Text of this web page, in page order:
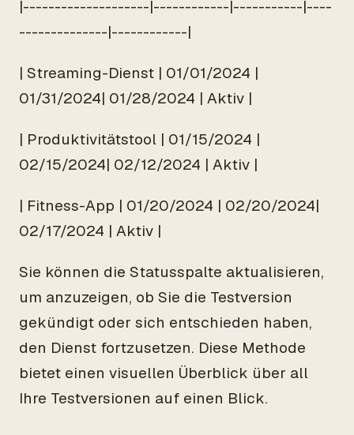
|--------------------|------------|-----------|----
--------------|------------|
| Streaming-Dienst | 01/01/2024 |
01/31/2024| 01/28/2024 | Aktiv |
| Produktivitätstool | 01/15/2024 |
02/15/2024| 02/12/2024 | Aktiv |
| Fitness-App | 01/20/2024 | 02/20/2024|
02/17/2024 | Aktiv |
Sie können die Statusspalte aktualisieren,
um anzuzeigen, ob Sie die Testversion
gekündigt oder sich entschieden haben,
den Dienst fortzusetzen. Diese Methode
bietet einen visuellen Überblick über all
Ihre Testversionen auf einen Blick.